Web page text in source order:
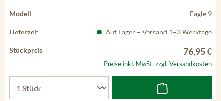
Eagle 9
Auf Lager – Versand 1–3 Werktage
76,95 €
Preise inkl. MwSt. zzgl. Versandkosten